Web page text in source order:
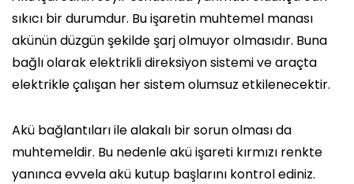
sıkıcı bir durumdur. Bu işaretin muhtemel manası
akünün düzgün şekilde şarj olmuyor olmasıdır. Buna
bağlı olarak elektrikli direksiyon sistemi ve araçta
elektrikle çalışan her sistem olumsuz etkilenecektir.
Akü bağlantıları ile alakalı bir sorun olması da
muhtemeldir. Bu nedenle akü işareti kırmızı renkte
yanınca evvela akü kutup başlarını kontrol ediniz.